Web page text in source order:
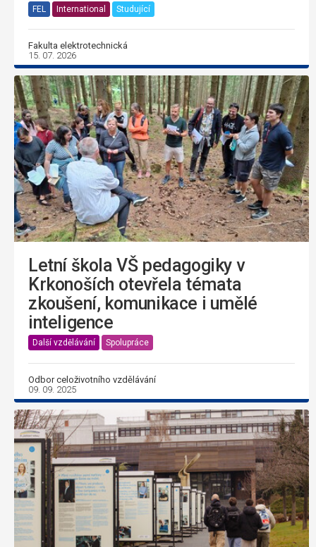
FEL International Studující
Fakulta elektrotechnická
15. 07. 2026
Letní škola VŠ pedagogiky v
Krkonoších otevřela témata
zkoušení, komunikace i umělé
inteligence
Další vzdělávání Spolupráce
Odbor celoživotního vzdělávání
09. 09. 2025